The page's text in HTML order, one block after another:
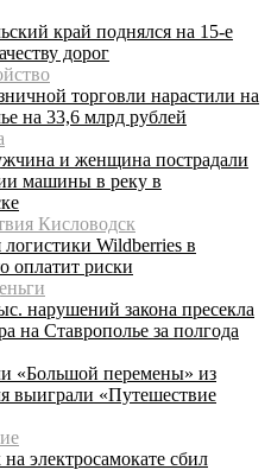
край поднялся на 15-е
дорог
торговли нарастили на
на 33,6 млрд рублей
и женщина пострадали
машины в реку в
Кисловодск
Wildberries в
оплатит риски
нарушений закона пресекла
на Ставрополье за полгода
«Большой перемены» из
выиграли «Путешествие
электросамокате сбил